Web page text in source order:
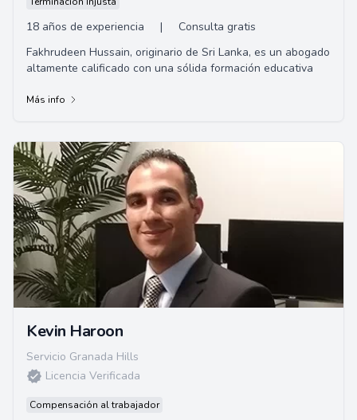
18 años de experiencia |
Consulta gratis
Fakhrudeen Hussain, originario de Sri Lanka, es un abogado
altamente calificado con una sólida formación educativa
Más info
Kevin Haroon
Servicio Granada Hills
Licencia Verificada
Compensación al trabajador